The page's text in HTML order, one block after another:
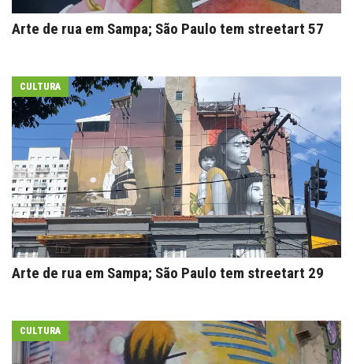
Arte de rua em Sampa; São Paulo tem streetart 57
CULTURA
Arte de rua em Sampa; São Paulo tem streetart 29
CULTURA